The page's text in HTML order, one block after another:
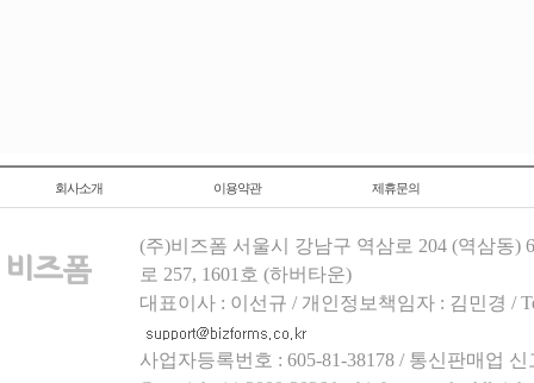
회사소개 이용약관 제휴문의
(주)비즈폼 서울시 강남구 역삼로 204 (역삼동)
로 257, 1601호 (하버타운)
대표이사 : 이선규 / 개인정보책임자 : 김민경 /
사업자등록번호 : 605-81-38178 / 통신판매업